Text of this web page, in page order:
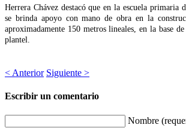
Herrera Chávez destacó que en la escuela primaria
se brinda apoyo con mano de obra en la
aproximadamente 150 metros lineales, en la base
plantel.
< Anterior Siguiente >
Escribir un comentario
Nombre